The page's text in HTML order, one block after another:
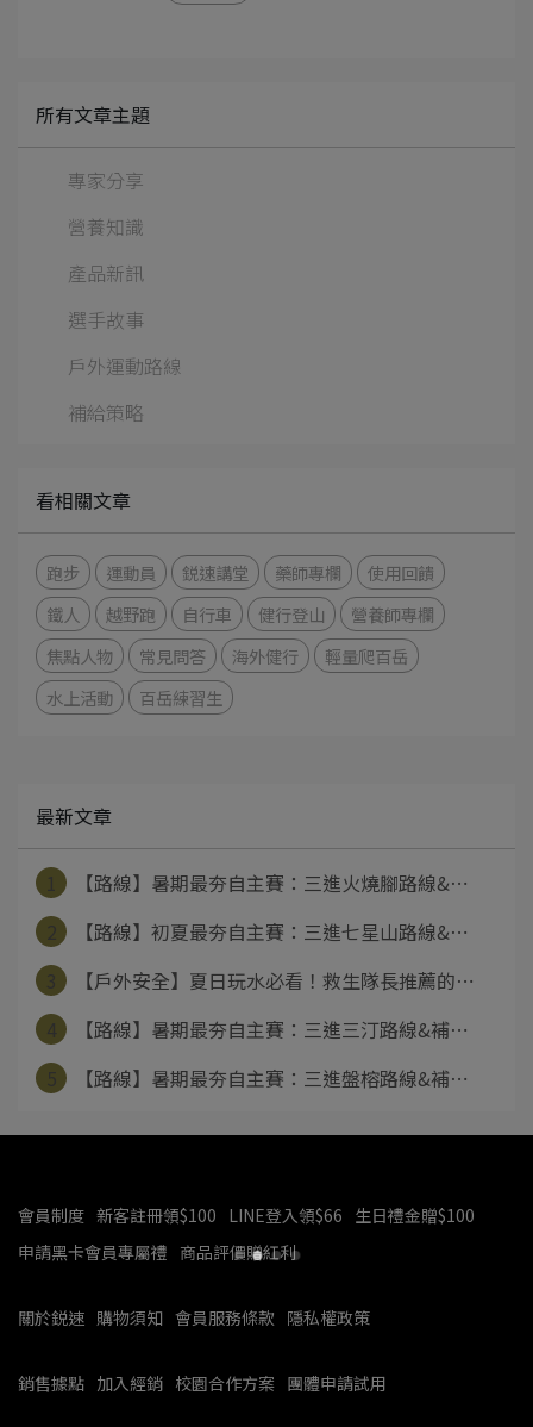
所有文章主題
專家分享
營養知識
產品新訊
選手故事
戶外運動路線
補給策略
看相關文章
跑步 運動員 鋭速講堂 藥師專欄
使用回饋
鐵人
越野跑 自行車 健行登山
營養師專欄
焦點人物
常見問答 海外健行
輕量爬百岳
水上活動
百岳練習生
最新文章
【路線】暑期最夯自主賽：三進火燒腳路線&⋯
【路線】初夏最夯自主賽：三進七星山路線&⋯
【戶外安全】夏日玩水必看！救生隊長推薦的⋯
【路線】暑期最夯自主賽：三進三汀路線&補⋯
【路線】暑期最夯自主賽：三進盤榕路線&補⋯
會員制度 新客註冊領$100 LINE登入領$66 生日禮金贈$100
申請黑卡會員專屬禮 商品評價贈紅利
關於鋭速 購物須知 會員服務條款 隱私權政策
銷售據點 加入經銷 校園合作方案 團體申請試用